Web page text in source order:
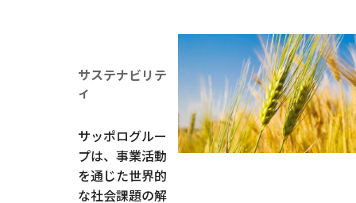
サステナビリテ
ィ
サッポログルー
プは、事業活動
を通じた世界的
な社会課題の解